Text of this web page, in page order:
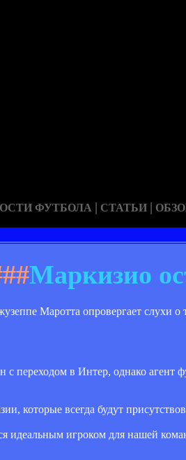
ФУТБОЛА | СТАТЬИ |
Маркизио
Маротта опровергает слухи о
переходом в Интер, однако агент
которые всегда будут
идеальным игроком для нашей